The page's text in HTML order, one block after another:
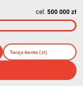
cel: 500 000 zł